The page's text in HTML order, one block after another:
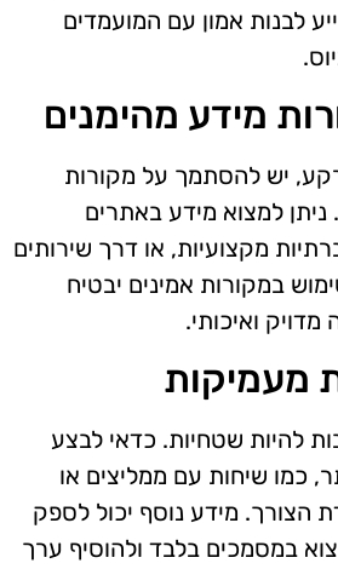
לבנות אמון עם המועמדים
מידע מהימנים
יש להסתמך על מקורות
למצוא מידע באתרים
מקצועיות, או דרך שירותים
במקורות אמינים יבטיח
ואיכותי.
מעמיקות
להיות שטחיות. כדאי לבצע
כמו שיחות עם ממליצים או
הצורך. מידע נוסף יכול לספק
במסמכים בלבד ולהוסיף ערך